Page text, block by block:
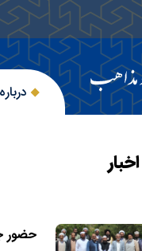
اخبار
حضور